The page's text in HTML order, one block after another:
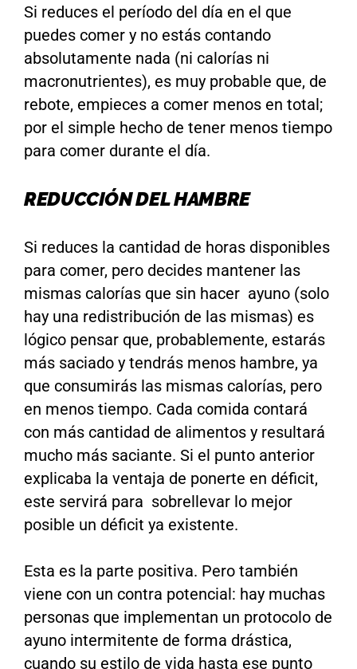
Si reduces el período del día en el que
puedes comer y no estás contando
absolutamente nada (ni calorías ni
macronutrientes), es muy probable que, de
rebote, empieces a comer menos en total;
por el simple hecho de tener menos tiempo
para comer durante el día.
REDUCCIÓN DEL HAMBRE
Si reduces la cantidad de horas disponibles
para comer, pero decides mantener las
mismas calorías que sin hacer ayuno (solo
hay una redistribución de las mismas) es
lógico pensar que, probablemente, estarás
más saciado y tendrás menos hambre, ya
que consumirás las mismas calorías, pero
en menos tiempo. Cada comida contará
con más cantidad de alimentos y resultará
mucho más saciante. Si el punto anterior
explicaba la ventaja de ponerte en déficit,
este servirá para sobrellevar lo mejor
posible un déficit ya existente.
Esta es la parte positiva. Pero también
viene con un contra potencial: hay muchas
personas que implementan un protocolo de
ayuno intermitente de forma drástica,
cuando su estilo de vida hasta ese punto